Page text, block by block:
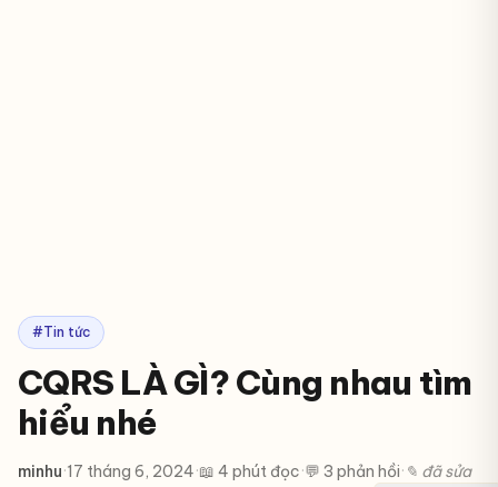
#Tin tức
CQRS LÀ GÌ? Cùng nhau tìm
hiểu nhé
minhu·17 tháng 6, 2024·📖 4 phút đọc·💬 3 phản hồi· ✎ đã sửa